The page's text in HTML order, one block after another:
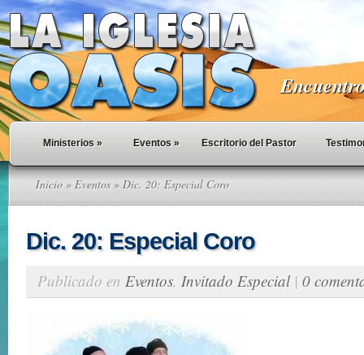
Ministerios » Eventos » Escritorio del Pastor
Inicio » Eventos» Dic. 20: Especial Coro
Dic. 20: Especial Coro
Publicado en Eventos, Invitado Especial| 0